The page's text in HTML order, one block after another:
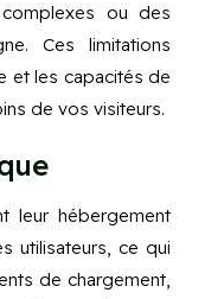
ou des
Ces limitations
et les capacités de
de vos visiteurs.
leur hébergement
utilisateurs, ce qui
de chargement,